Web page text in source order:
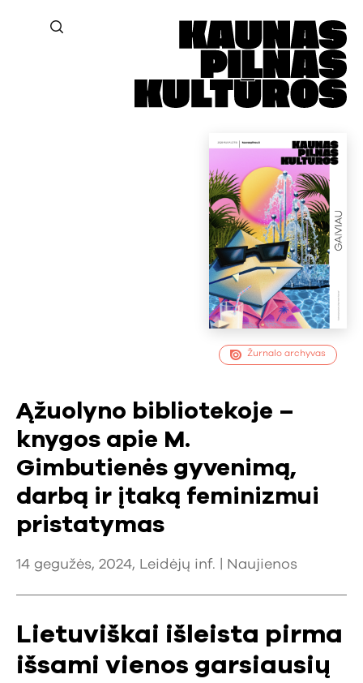
Žurnalo archyvas
Ąžuolyno bibliotekoje –
knygos apie M.
Gimbutienės gyvenimą,
darbą ir įtaką feminizmui
pristatymas
14 gegužės, 2024, Leidėjų inf. | Naujienos
Lietuviškai išleista pirma
išsami vienos garsiausių